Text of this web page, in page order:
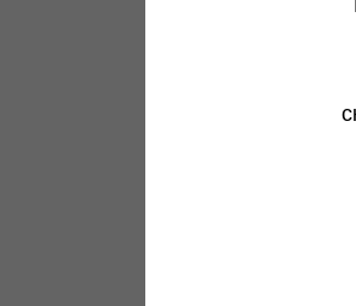
Пополнение
Свежие сорта уже